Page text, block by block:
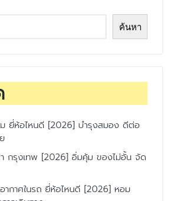
ค้นหา
ยี่ห้อไหนดี [2026] บำรุงสมอง ดีต่อ
า กรุงเทพ [2026] อิ่มคุ้ม ของไม่อั้น จัด
ากาศในรถ ยี่ห้อไหนดี [2026] หอม